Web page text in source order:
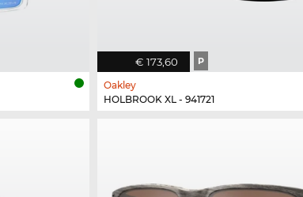
€ 173,60 P
Oakley
HOLBROOK XL - 941721